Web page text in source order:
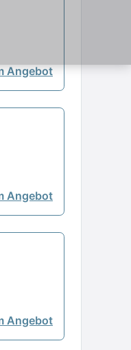
Angebot
Angebot
Angebot